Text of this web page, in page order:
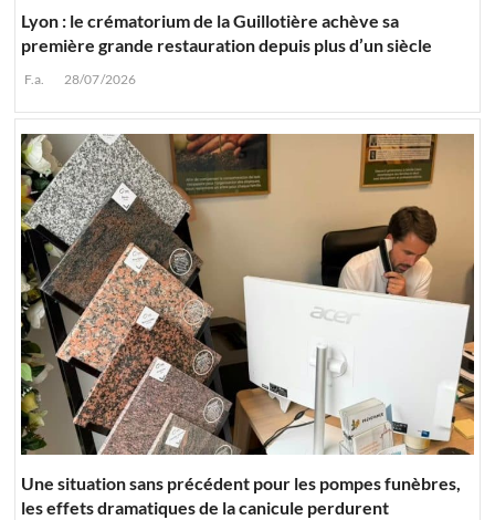
Lyon : le crématorium de la Guillotière achève sa
première grande restauration depuis plus d’un siècle
F.a. 28/07/2026
Une situation sans précédent pour les pompes funèbres,
les effets dramatiques de la canicule perdurent